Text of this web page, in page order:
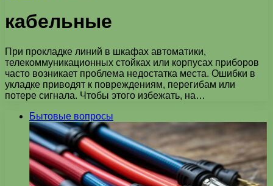
кабельные
При прокладке линий в шкафах автоматики,
телекоммуникационных стойках или корпусах приборов
часто возникает проблема недостатка места. Ошибки в
укладке приводят к повреждениям, перегибам или
потере сигнала. Чтобы этого избежать, на…
Бытовые вопросы